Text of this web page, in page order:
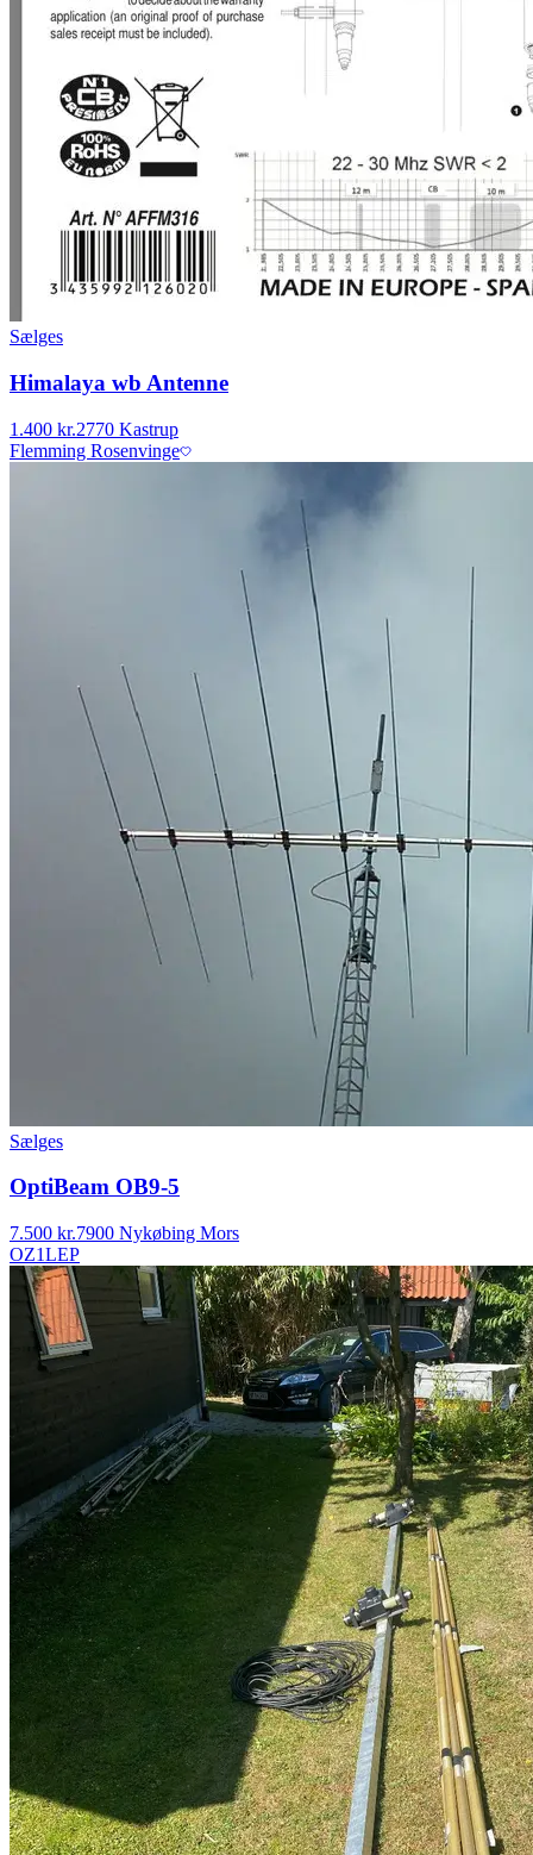
Sælges
Himalaya wb Antenne
1.400 kr.2770 Kastrup
Flemming Rosenvinge
Sælges
OptiBeam OB9-5
7.500 kr.7900 Nykøbing Mors
OZ1LEP